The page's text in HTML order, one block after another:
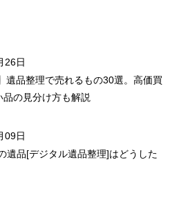
26日
遺品整理で売れるもの30選。高価買
品の見分け方も解説
09日
遺品[デジタル遺品整理]はどうした